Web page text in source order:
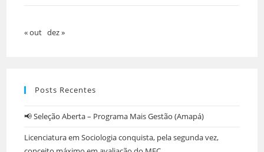
« out dez »
Posts Recentes
📢 Seleção Aberta – Programa Mais Gestão (Amapá)
Licenciatura em Sociologia conquista, pela segunda vez,